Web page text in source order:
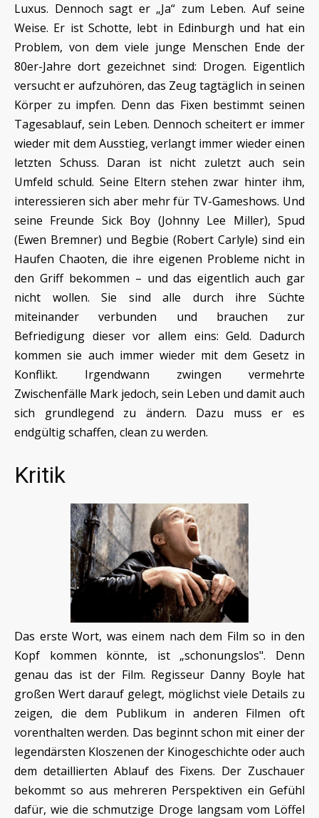
Luxus. Dennoch sagt er „Ja“ zum Leben. Auf seine
Weise. Er ist Schotte, lebt in Edinburgh und hat ein
Problem, von dem viele junge Menschen Ende der
80er-Jahre dort gezeichnet sind: Drogen. Eigentlich
versucht er aufzuhören, das Zeug tagtäglich in seinen
Körper zu impfen. Denn das Fixen bestimmt seinen
Tagesablauf, sein Leben. Dennoch scheitert er immer
wieder mit dem Ausstieg, verlangt immer wieder einen
letzten Schuss. Daran ist nicht zuletzt auch sein
Umfeld schuld. Seine Eltern stehen zwar hinter ihm,
interessieren sich aber mehr für TV-Gameshows. Und
seine Freunde Sick Boy (Johnny Lee Miller), Spud
(Ewen Bremner) und Begbie (Robert Carlyle) sind ein
Haufen Chaoten, die ihre eigenen Probleme nicht in
den Griff bekommen – und das eigentlich auch gar
nicht wollen. Sie sind alle durch ihre Süchte
miteinander verbunden und brauchen zur
Befriedigung dieser vor allem eins: Geld. Dadurch
kommen sie auch immer wieder mit dem Gesetz in
Konflikt. Irgendwann zwingen vermehrte
Zwischenfälle Mark jedoch, sein Leben und damit auch
sich grundlegend zu ändern. Dazu muss er es
endgültig schaffen, clean zu werden.
Kritik
Das erste Wort, was einem nach dem Film so in den
Kopf kommen könnte, ist „schonungslos". Denn
genau das ist der Film. Regisseur Danny Boyle hat
großen Wert darauf gelegt, möglichst viele Details zu
zeigen, die dem Publikum in anderen Filmen oft
vorenthalten werden. Das beginnt schon mit einer der
legendärsten Kloszenen der Kinogeschichte oder auch
dem detaillierten Ablauf des Fixens. Der Zuschauer
bekommt so aus mehreren Perspektiven ein Gefühl
dafür, wie die schmutzige Droge langsam vom Löffel